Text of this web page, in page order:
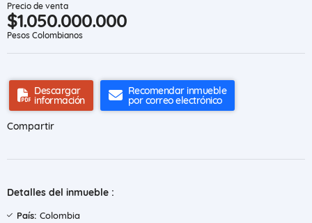
Precio de venta
$1.050.000.000
Pesos Colombianos
Descargar
información
Recomendar inmueble
por correo electrónico
Compartir
Detalles del inmueble :
País: Colombia